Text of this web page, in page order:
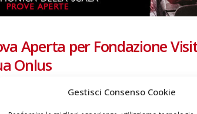
Gestisci Consenso Cookie
Aperta per Fondazione
Onlus
A seguito dell’ordinanza emessa dalla Regione
sul territorio lombardo fino a domenica 1 marzo,